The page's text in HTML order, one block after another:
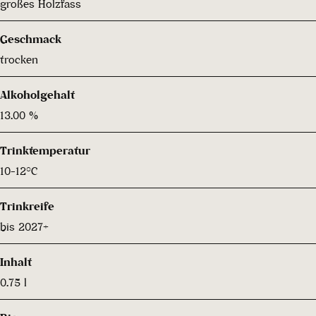
großes Holzfass
Geschmack
trocken
Alkoholgehalt
13.00 %
Trinktemperatur
10-12°C
Trinkreife
bis 2027+
Inhalt
0.75 l